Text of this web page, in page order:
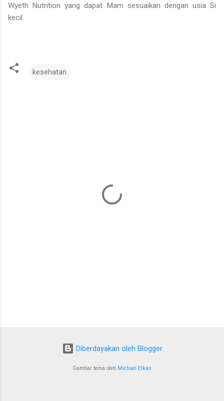
Wyeth Nutrition yang dapat Mam sesuaikan dengan usia Si
kecil.
kesehatan
Diberdayakan oleh Blogger
Gambar tema oleh Michael Elkan